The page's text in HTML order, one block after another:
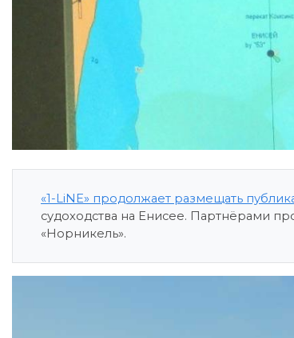
«1-LiNE» продолжает размещать
судоходства на Енисее. Партнёрами
«Норникель».